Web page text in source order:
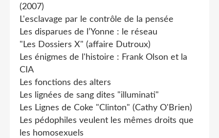
(2007)
L'esclavage par le contrôle de la pensée
Les disparues de l’Yonne : le réseau
"Les Dossiers X" (affaire Dutroux)
Les énigmes de l'histoire : Frank Olson et la
CIA
Les fonctions des alters
Les lignées de sang dites "illuminati"
Les Lignes de Coke "Clinton" (Cathy O'Brien)
Les pédophiles veulent les mêmes droits que
les homosexuels